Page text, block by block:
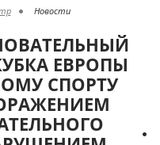
Новости
ЕВРОПЫ
СПОРТУ